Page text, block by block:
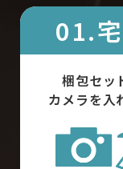
01.
梱包セッ
カメラを入